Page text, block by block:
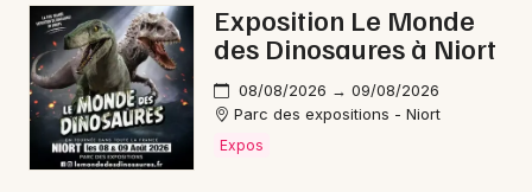
Sports
Soirées
Sorties famille
Paris
Strasbourg
Toulouse
Toutes les villes
Exposition Le Monde
des Dinosaures à Niort
08/08/2026 → 09/08/2026
Parc des expositions - Niort
Expos